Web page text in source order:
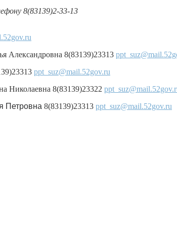
8(83139)2-33-13
Александровна 8(83139)23313
ppt_suz@mail.52gov.ru
Николаевна 8(83139)23322
Петровна 8(83139)23313 ppt_suz@mail.52gov.ru